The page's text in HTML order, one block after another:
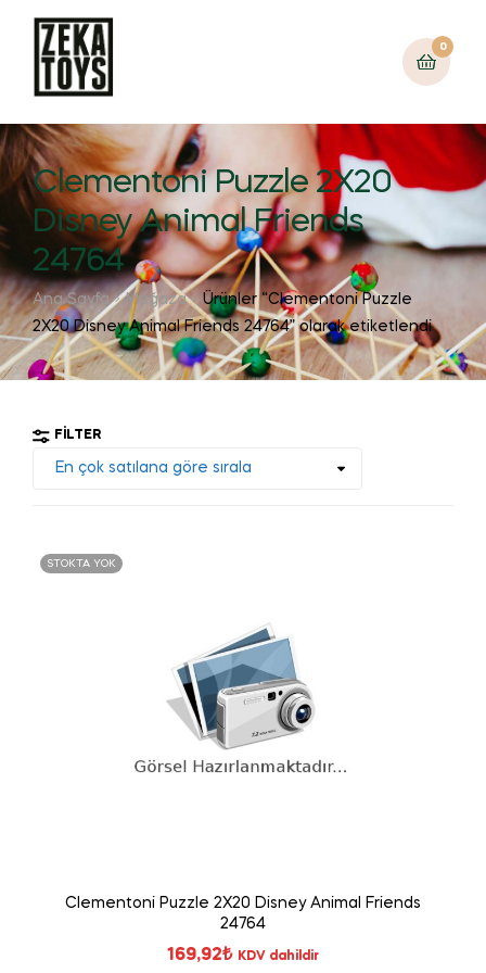
0
Clementoni Puzzle 2X20
Disney Animal Friends
24764
Ana Sayfa Mağaza
Ürünler “Clementoni Puzzle
2X20 Disney Animal Friends 24764” olarak etiketlendi
FILTER
STOKTA YOK
Clementoni Puzzle 2X20 Disney Animal Friends
24764
169,92₺ KDV dahildir